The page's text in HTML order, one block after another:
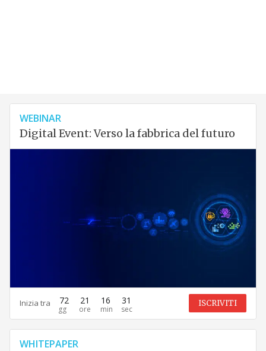
WEBINAR
Digital Event: Verso la fabbrica del futuro
Inizia tra 72 21 16 29 ISCRIVITI
WHITEPAPER